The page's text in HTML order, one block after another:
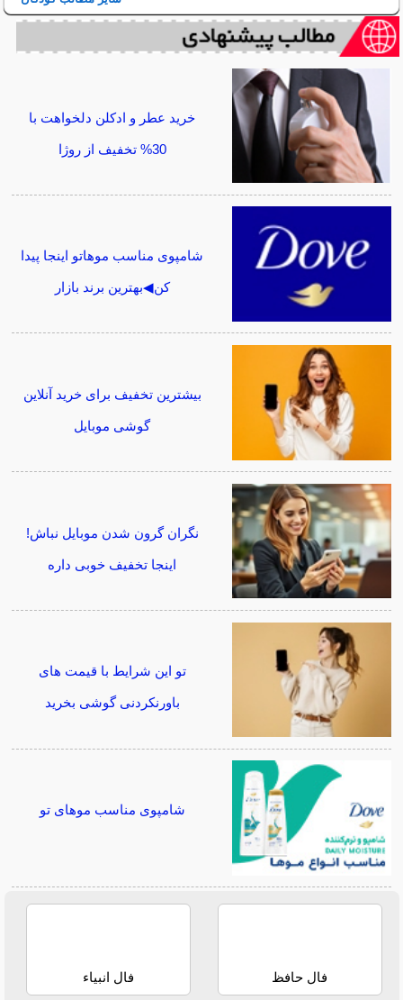
خرید عطر و ادکلن دلخواهت با
30% تخفیف از روژا
شامپوی مناسب موهاتو اینجا پیدا
کن◀بهترین برند بازار
بیشترین تخفیف برای خرید آنلاین
گوشی موبایل
نگران گرون شدن موبایل نباش!
اینجا تخفیف خوبی داره
تو این شرایط با قیمت های
باورنکردنی گوشی بخرید
شامپوی مناسب موهای تو
فال حافظ فال انبیاء